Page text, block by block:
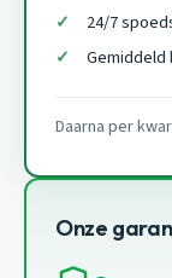
24/7
Gemiddeld
Daarna per
Onze